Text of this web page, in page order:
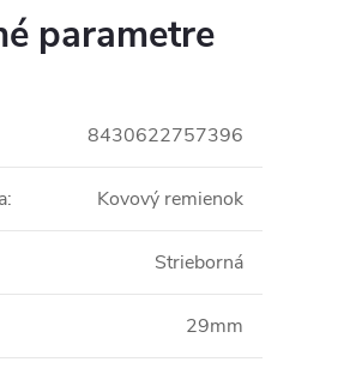
parametre
8430622757396
: Kovový remienok
Strieborná
29mm